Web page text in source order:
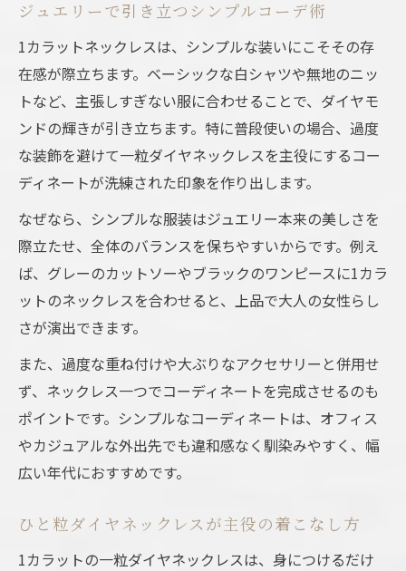
ジュエリーで引き立つシンプルコーデ術
1カラットネックレスは、シンプルな装いにこそその存
在感が際立ちます。ベーシックな白シャツや無地のニッ
トなど、主張しすぎない服に合わせることで、ダイヤモ
ンドの輝きが引き立ちます。特に普段使いの場合、過度
な装飾を避けて一粒ダイヤネックレスを主役にするコー
ディネートが洗練された印象を作り出します。
なぜなら、シンプルな服装はジュエリー本来の美しさを
際立たせ、全体のバランスを保ちやすいからです。例え
ば、グレーのカットソーやブラックのワンピースに1カラ
ットのネックレスを合わせると、上品で大人の女性らし
さが演出できます。
また、過度な重ね付けや大ぶりなアクセサリーと併用せ
ず、ネックレス一つでコーディネートを完成させるのも
ポイントです。シンプルなコーディネートは、オフィス
やカジュアルな外出先でも違和感なく馴染みやすく、幅
広い年代におすすめです。
ひと粒ダイヤネックレスが主役の着こなし方
1カラットの一粒ダイヤネックレスは、身につけるだけ